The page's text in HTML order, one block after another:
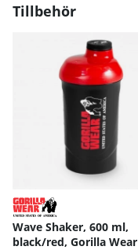
Tillbehör
Wave Shaker, 600 ml,
black/red, Gorilla Wear